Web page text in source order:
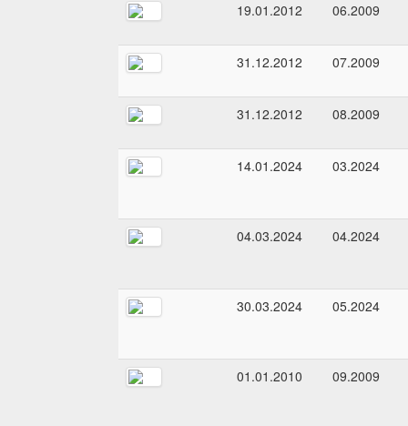
19.01.2012 06.2009
31.12.2012 07.2009
31.12.2012 08.2009
14.01.2024 03.2024
04.03.2024 04.2024
30.03.2024 05.2024
01.01.2010 09.2009